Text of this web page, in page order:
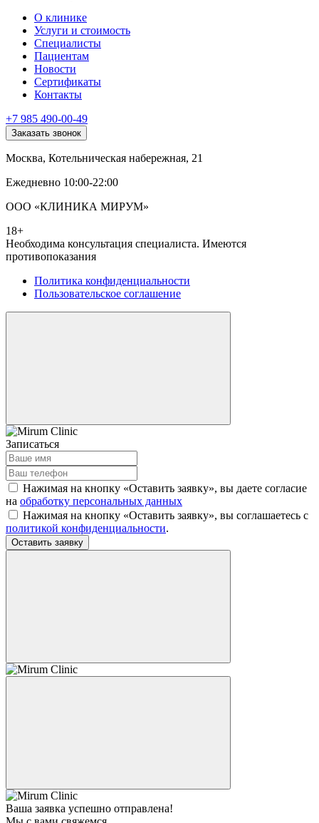
О клинике
Услуги и стоимость
Специалисты
Пациентам
Новости
Сертификаты
Контакты
+7 985 490-00-49
Заказать звонок
Москва, Котельническая набережная, 21
Ежедневно 10:00-22:00
ООО «КЛИНИКА МИРУМ»
18+
Необходима консультация специалиста. Имеются
противопоказания
Политика конфиденциальности
Пользовательское соглашение
Записаться
Нажимая на кнопку «Оставить заявку», вы даете согласие
на обработку персональных данных
Нажимая на кнопку «Оставить заявку», вы соглашаетесь c
политикой конфиденциальности.
Оставить заявку
Ваша заявка успешно отправлена!